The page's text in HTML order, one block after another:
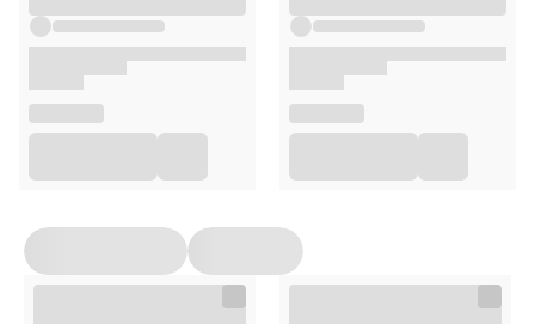
Allantoin, Disodium EDTA, Parfum.
Sposób użycia
Oczyść skórę twarzy i przetrzyj ją tonikiem.
dopasowując do jej konturów.
Zdejmij maskę i delikatnie wklep pozostałości esencji